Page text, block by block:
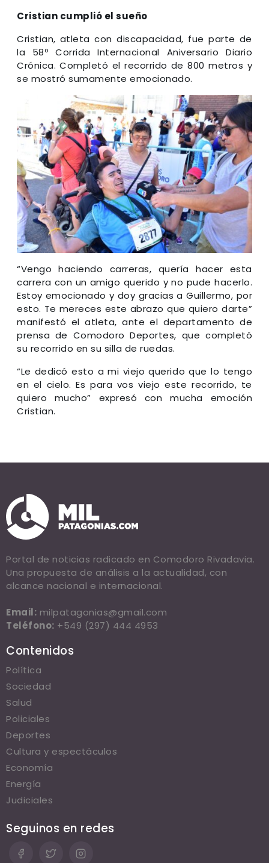
Cristian cumplió el sueño
Cristian, atleta con discapacidad, fue parte de
la 58º Corrida Internacional Aniversario Diario
Crónica. Completó el recorrido de 800 metros y
se mostró sumamente emocionado.
“Vengo haciendo carreras, quería hacer esta
carrera con un amigo querido y no pude hacerlo.
Estoy emocionado y doy gracias a Guillermo, por
esto. Te mereces este abrazo que quiero darte”
manifestó el atleta, ante el departamento de
prensa de Comodoro Deportes, que completó
su recorrido en su silla de ruedas.
“Le dedicó esto a mi viejo querido que lo tengo
en el cielo. Es para vos viejo este recorrido, te
quiero mucho” expresó con mucha emoción
Cristian.
Portal de noticias radicado en Comodoro Rivadavia.
Una propuesta de análisis a la actualidad, con
alcance nacional e internacional.
Email: milpatagonias@gmail.com
Teléfono: +549 (297) 444 4953
Contenidos
Política
Sociedad
Salud
Policiales
Deportes
Cultura y espectáculos
Economía
Energía
Judiciales
Seguinos en redes